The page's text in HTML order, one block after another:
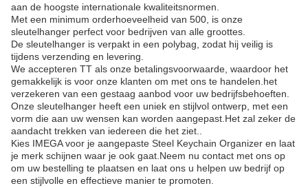
aan de hoogste internationale kwaliteitsnormen.
Met een minimum orderhoeveelheid van 500, is onze
sleutelhanger perfect voor bedrijven van alle groottes.
De sleutelhanger is verpakt in een polybag, zodat hij veilig is
tijdens verzending en levering.
We accepteren TT als onze betalingsvoorwaarde, waardoor het
gemakkelijk is voor onze klanten om met ons te handelen.het
verzekeren van een gestaag aanbod voor uw bedrijfsbehoeften.
Onze sleutelhanger heeft een uniek en stijlvol ontwerp, met een
vorm die aan uw wensen kan worden aangepast.Het zal zeker de
aandacht trekken van iedereen die het ziet..
Kies IMEGA voor je aangepaste Steel Keychain Organizer en laat
je merk schijnen waar je ook gaat.Neem nu contact met ons op
om uw bestelling te plaatsen en laat ons u helpen uw bedrijf op
een stijlvolle en effectieve manier te promoten.